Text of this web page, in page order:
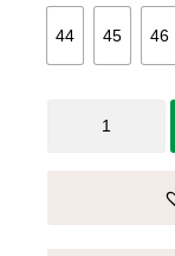
44 45 46